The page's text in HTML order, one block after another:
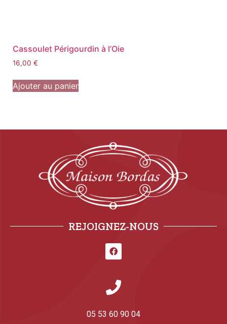
Cassoulet Périgourdin à l’Oie
16,00 €
Ajouter au panier
REJOIGNEZ-NOUS
05 53 60 90 04